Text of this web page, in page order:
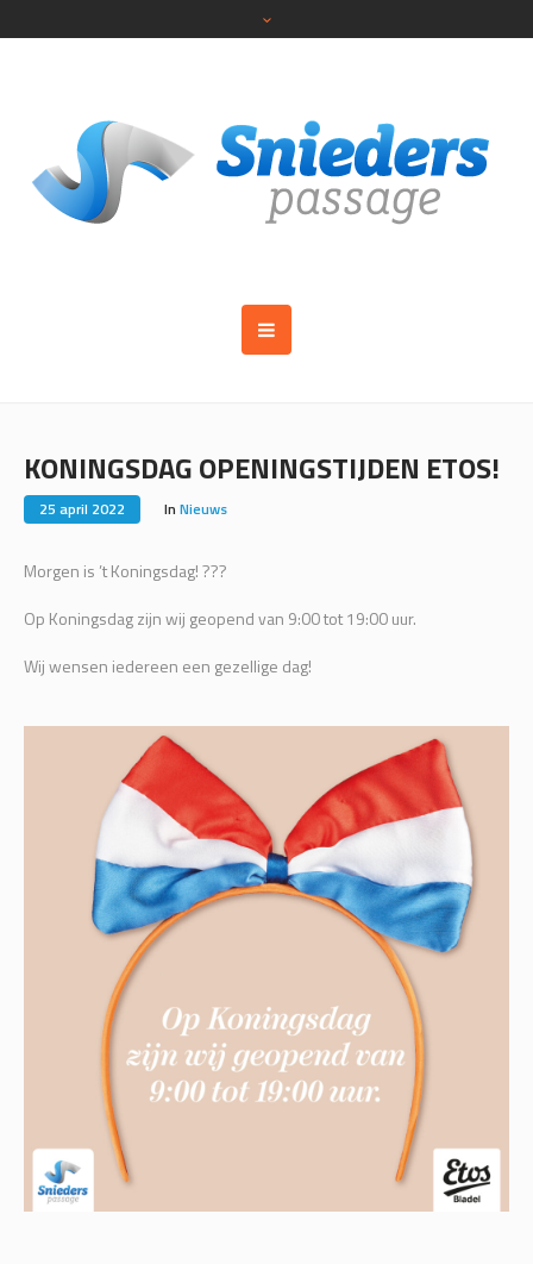
KONINGSDAG OPENINGSTIJDEN ETOS!
25 april 2022 In Nieuws
Morgen is ’t Koningsdag! ???
Op Koningsdag zijn wij geopend van 9:00 tot 19:00 uur.
Wij wensen iedereen een gezellige dag!